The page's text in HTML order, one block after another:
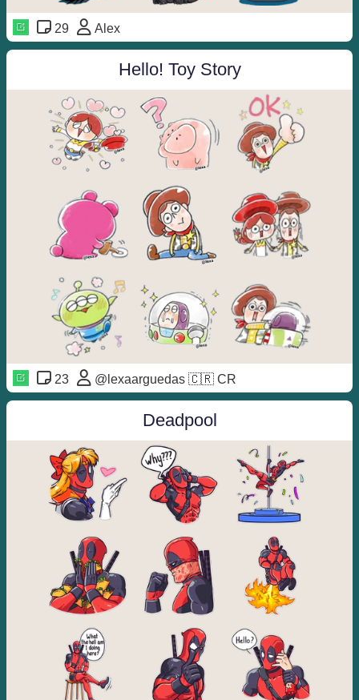
29 Alex
Hello! Toy Story
23 @lexaarguedas 🇨🇷 CR
Deadpool